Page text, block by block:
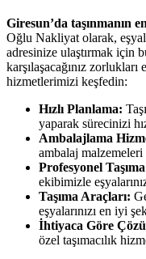
Giresun’da taşınmanın
Oğlu Nakliyat olarak,
adresinize ulaştırmak için
karşılaşacağınız
hizmetlerimizi keşfedin:
Hızlı Planlama:
yaparak sürecinizi
Ambalajlama
ambalaj
Profesyonel
ekibimizle
Taşıma Araçları:
eşyalarınızı en iyi
İhtiyaca Göre
özel taşımacılık